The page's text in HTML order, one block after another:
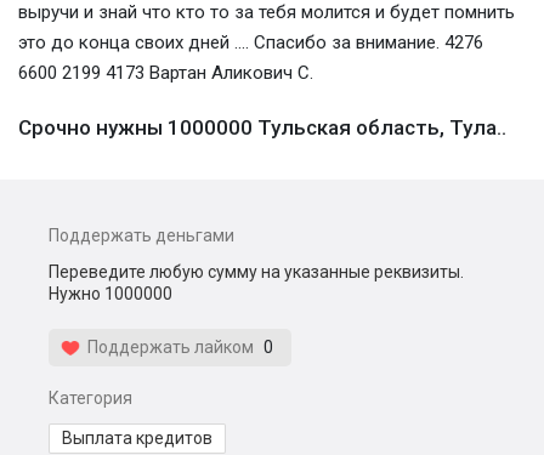
выручи и знай что кто то за тебя молится и будет помнить
это до конца своих дней .... Спасибо за внимание. 4276
6600 2199 4173 Вартан Аликович С.
Срочно нужны 1000000 Тульская область, Тула..
Поддержать деньгами
Переведите любую сумму на указанные реквизиты.
Нужно 1000000
Поддержать лайком 0
Категория
Выплата кредитов